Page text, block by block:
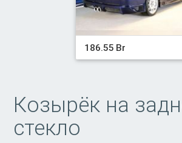
186.55 Br
Козырёк на
стекло